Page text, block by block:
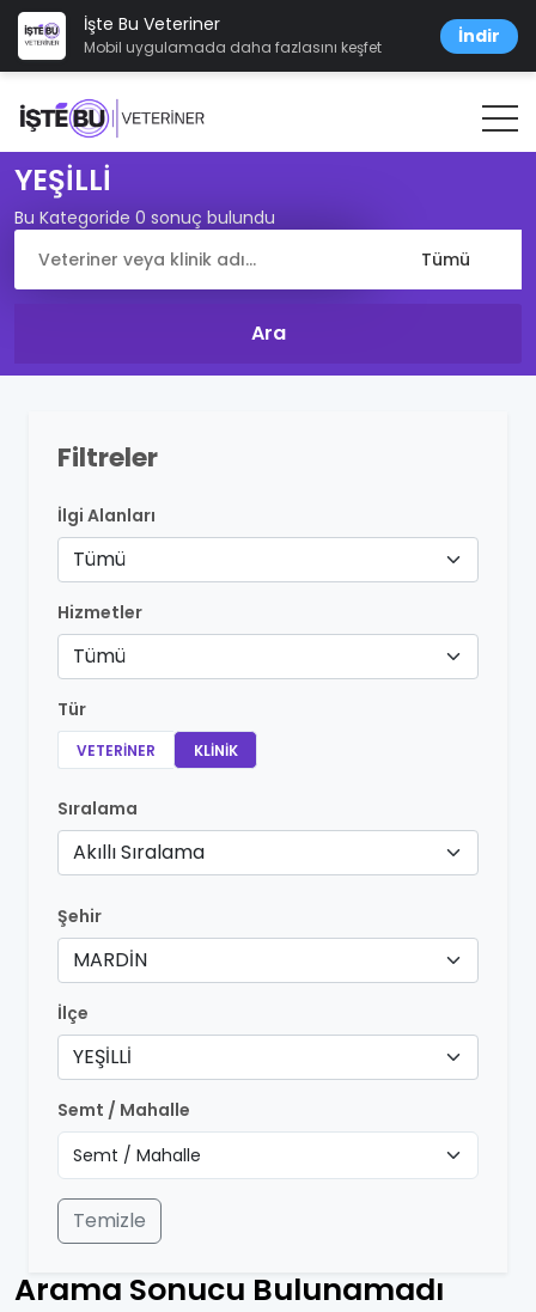
İşte Bu Veteriner
Mobil uygulamada daha fazlasını keşfet İndir
YEŞİLLİ
Bu Kategoride 0 sonuç bulundu
Filtreler
İlgi Alanları
Tümü
Hizmetler
Tümü
Tür
VETERINER KLINIK
Sıralama
Akıllı Sıralama
Şehir
MARDİN
İlçe
YEŞİLLİ
Semt / Mahalle
Temizle
Arama Sonucu Bulunamadı